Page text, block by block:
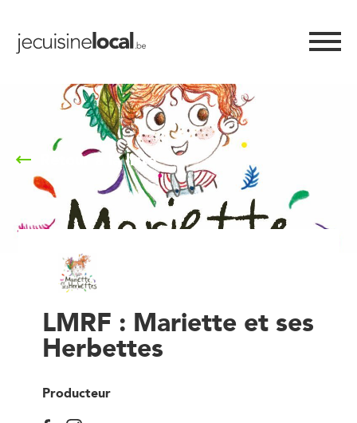
Retour à la liste
LMRF : Mariette et ses
Herbettes
Producteur